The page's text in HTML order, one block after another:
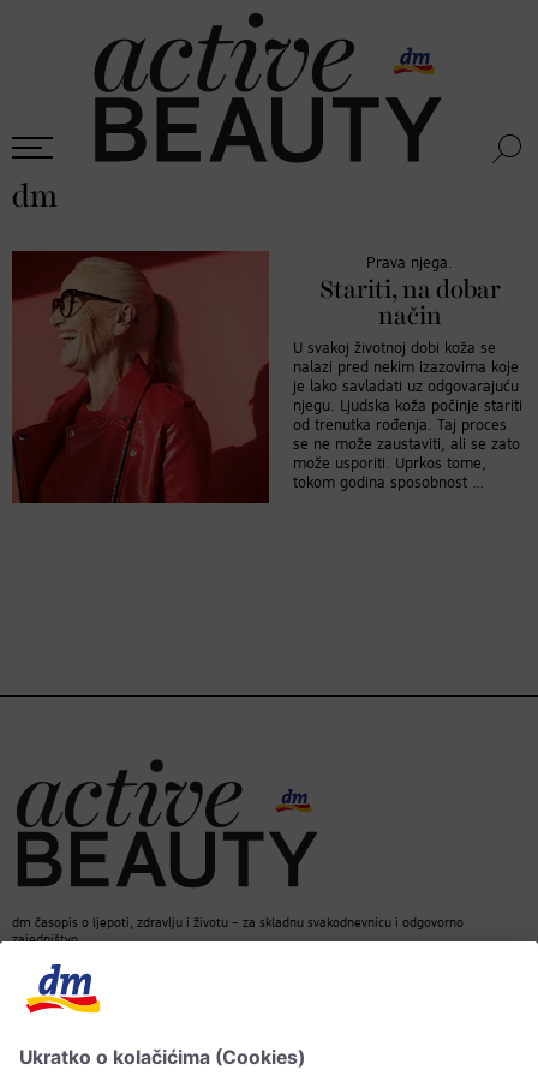
dm
Prava njega.
Stariti, na dobar
način
U svakoj životnoj dobi koža se
nalazi pred nekim izazovima koje
je lako savladati uz odgovarajuću
njegu. Ljudska koža počinje stariti
od trenutka rođenja. Taj proces
se ne može zaustaviti, ali se zato
može usporiti. Uprkos tome,
tokom godina sposobnost …
dm časopis o ljepoti, zdravlju i životu – za skladnu svakodnevnicu i odgovorno
zajedništvo.